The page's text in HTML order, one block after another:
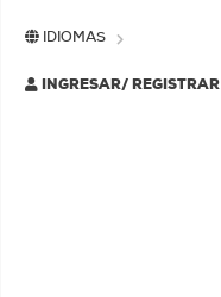
IDIOMAS
INGRESAR/ REGISTRAR